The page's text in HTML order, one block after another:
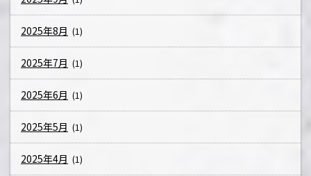
2025年8月 (1)
2025年7月 (1)
2025年6月 (1)
2025年5月 (1)
2025年4月 (1)